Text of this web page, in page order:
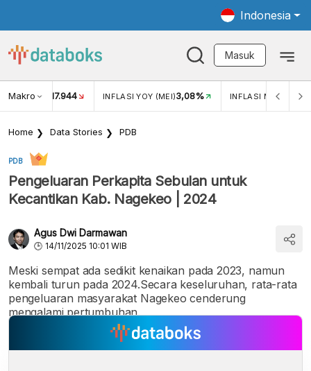
Indonesia
Masuk
Makro
USD/IDR 17.944 INFLASI YOY (MEI)3,08% INFLASI MOM (MEI)
Home Data Stories PDB
PDB
Pengeluaran Perkapita Sebulan untuk
Kecantikan Kab. Nagekeo | 2024
Agus Dwi Darmawan
14/11/2025 10:01 WIB
Meski sempat ada sedikit kenaikan pada 2023, namun
kembali turun pada 2024.Secara keseluruhan, rata-rata
pengeluaran masyarakat Nagekeo cenderung
mengalami pertumbuhan.